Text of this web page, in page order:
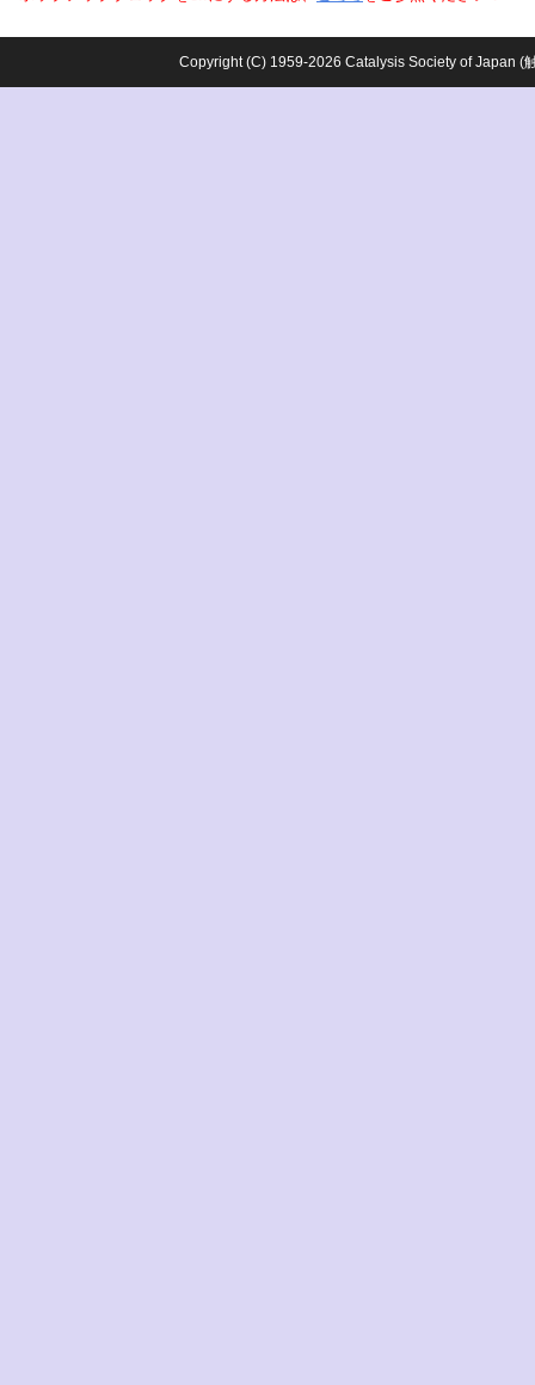
Copyright (C) 1959-2026 Catalysis Society of Japan (